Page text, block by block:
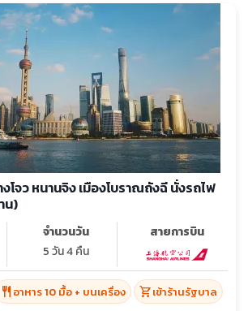
งโจว หนานจิง เมืองโบราณถังฉี นั่งรถไฟ
น)
จำนวนวัน
5 วัน 4 คืน
สายการบิน
restaurant อาหาร 10 มื้อ + บนเครื่อง shopping_cartเข้าร้านรัฐบาล